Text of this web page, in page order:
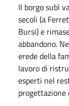
Il borgo subì
secoli (a
Bursi) e
abbandono.
erede della
lavoro di
esperti nel
progettazione